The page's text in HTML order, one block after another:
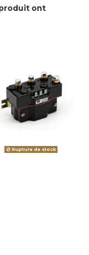
ont
Rupture de stock